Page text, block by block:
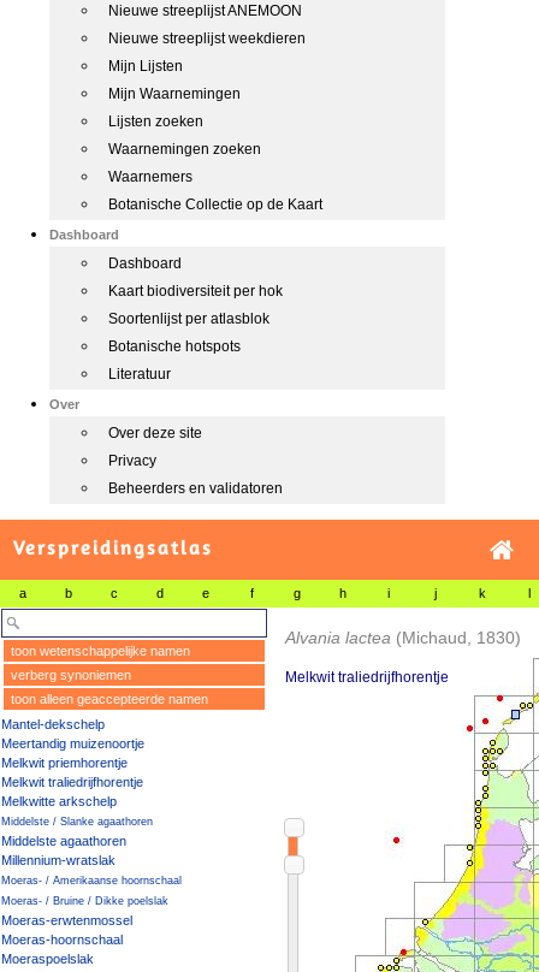
Nieuwe streeplijst ANEMOON
Nieuwe streeplijst weekdieren
Mijn Lijsten
Mijn Waarnemingen
Lijsten zoeken
Waarnemingen zoeken
Waarnemers
Botanische Collectie op de Kaart
Dashboard
Dashboard
Kaart biodiversiteit per hok
Soortenlijst per atlasblok
Botanische hotspots
Literatuur
Over
Over deze site
Privacy
Beheerders en validatoren
Verspreidingsatlas
a b c d e f g h i j k l
toon wetenschappelijke namen
verberg synoniemen
toon alleen geaccepteerde namen
Mantel-dekschelp
Meertandig muizenoortje
Melkwit priemhorentje
Melkwit traliedrijfhorentje
Melkwitte arkschelp
Middelste / Slanke agaathoren
Middelste agaathoren
Millennium-wratslak
Moeras- / Amerikaanse hoornschaal
Moeras- / Bruine / Dikke poelslak
Moeras-erwtenmossel
Moeras-hoornschaal
Moeraspoelslak
Alvania lactea (Michaud, 1830)
Melkwit traliedrijfhorentje